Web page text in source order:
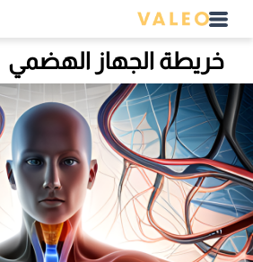
خريطة الجهاز الهضمي